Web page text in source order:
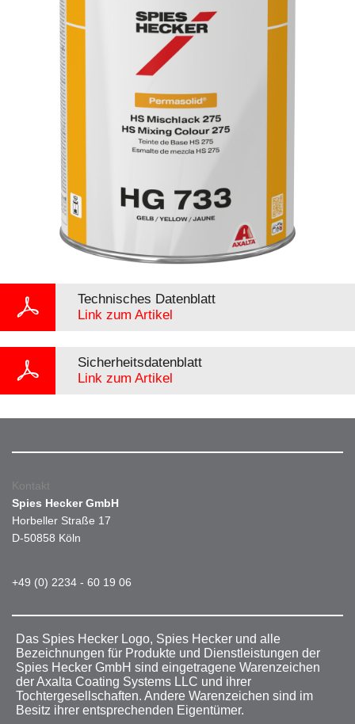
Technisches Datenblatt
Link zum Artikel
Sicherheitsdatenblatt
Link zum Artikel
Kontakt
Spies Hecker GmbH
Horbeller Straße 17
D-50858 Köln
+49 (0) 2234 - 60 19 06
Das Spies Hecker Logo, Spies Hecker und alle
Bezeichnungen für Produkte und Dienstleistungen der
Spies Hecker GmbH sind eingetragene Warenzeichen
der Axalta Coating Systems LLC und ihrer
Tochtergesellschaften. Andere Warenzeichen sind im
Besitz ihrer entsprechenden Eigentümer.